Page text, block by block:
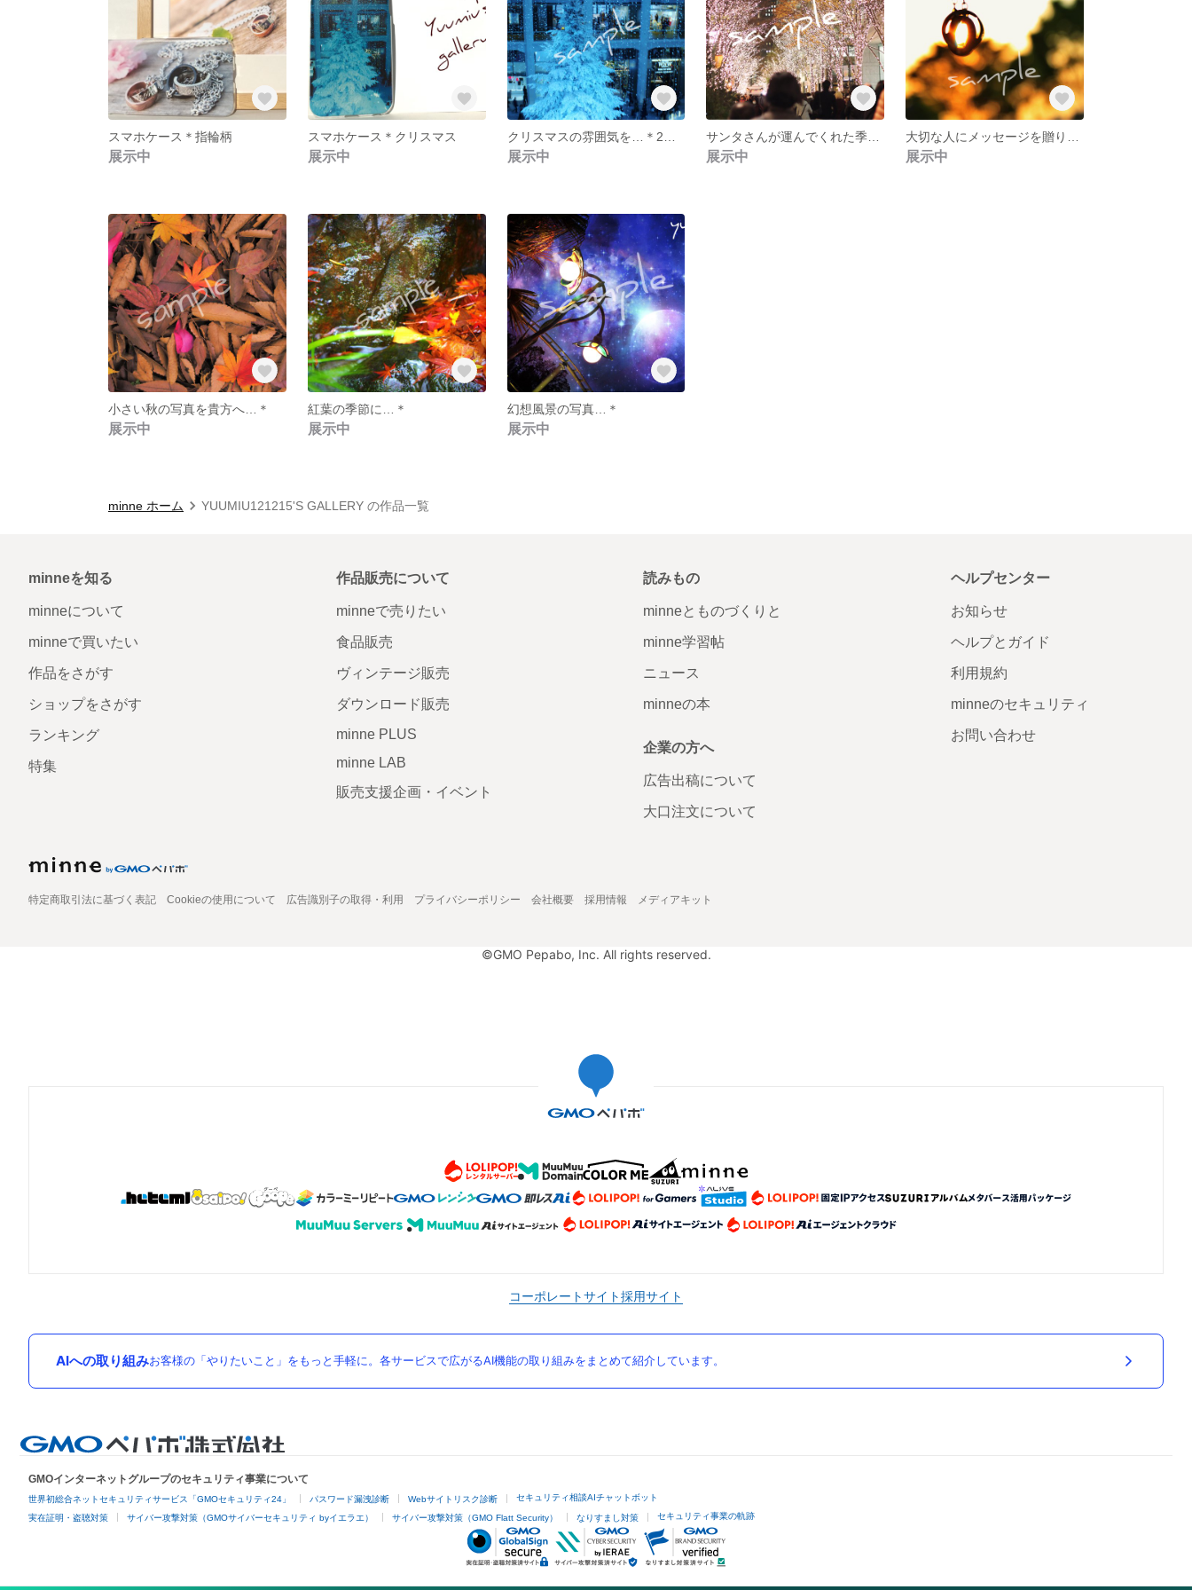
スマホケース＊指輪柄
展示中
スマホケース＊クリスマス
展示中 展示中 展示中 展示中
小さい秋の写真を貴方へ…＊
展示中
紅葉の季節に…＊
展示中
幻想風景の写真…＊
展示中
minne ホーム YUUMIU121215'S GALLERY の作品一覧
minneを知る
minneについて
minneで買いたい
作品をさがす
ショップをさがす
ランキング
特集
作品販売について
minneで売りたい
食品販売
ヴィンテージ販売
ダウンロード販売
minne PLUS
minne LAB
販売支援企画・イベント
読みもの
minneとものづくりと
minne学習帖
ニュース
minneの本
企業の方へ
広告出稿について
大口注文について
ヘルプセンター
お知らせ
ヘルプとガイド
利用規約
minneのセキュリティ
お問い合わせ
特定商取引法に基づく表記 Cookieの使用について 広告識別子の取得・利用 プライバシーポリシー 会社概要 採用情報 メディアキット
©GMO Pepabo, Inc. All rights reserved.
コーポレートサイト採用サイト
AIへの取り組みお客様の「やりたいこと」をもっと手軽に。各サービスで広がるAI機能の取り組みをまとめて紹介しています。
GMOインターネットグループのセキュリティ事業について
世界初総合ネットセキュリティサービス「GMOセキュリティ24」 パスワード漏洩診断 Webサイトリスク診断 セキュリティ相談AIチャットボット
実在証明・盗聴対策 サイバー攻撃対策（GMOサイバーセキュリティ byイエラエ） サイバー攻撃対策（GMO Flatt Security） なりすまし対策 セキュリティ事業の軌跡